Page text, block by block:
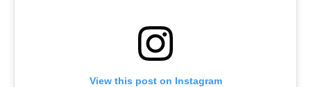
View this post on Instagram